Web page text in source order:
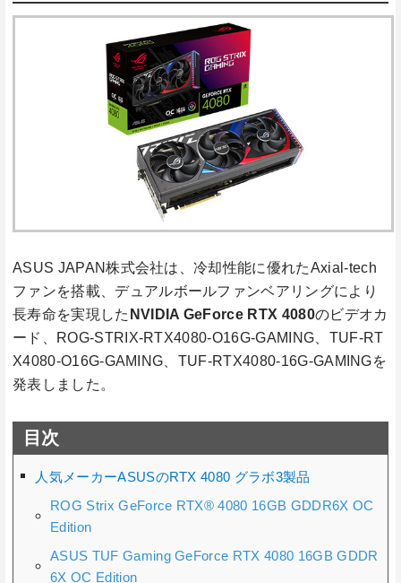
ASUS JAPAN株式会社は、冷却性能に優れたAxial-tech
ファンを搭載、デュアルボールファンベアリングにより
長寿命を実現した NVIDIA GeForce RTX 4080のビデオカ
ード、ROG-STRIX-RTX4080-O16G-GAMING、TUF-RT
X4080-O16G-GAMING、TUF-RTX4080-16G-GAMINGを
発表しました。
目次
人気メーカーASUSのRTX 4080 グラボ3製品
ROG Strix GeForce RTX® 4080 16GB GDDR6X OC
Edition
ASUS TUF Gaming GeForce RTX 4080 16GB GDDR
6X OC Edition